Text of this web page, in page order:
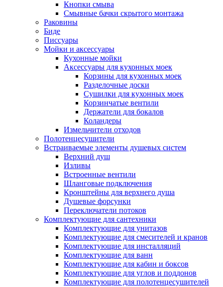
Кнопки смыва
Смывные бачки скрытого монтажа
Раковины
Биде
Писсуары
Мойки и аксессуары
Кухонные мойки
Аксессуары для кухонных моек
Корзины для кухонных моек
Разделочные доски
Сушилки для кухонных моек
Корзинчатые вентили
Держатели для бокалов
Коландеры
Измельчители отходов
Полотенцесушители
Встраиваемые элементы душевых систем
Верхний душ
Изливы
Встроенные вентили
Шланговые подключения
Кронштейны для верхнего душа
Душевые форсунки
Переключатели потоков
Комплектующие для сантехники
Комплектующие для унитазов
Комплектующие для смесителей и кранов
Комплектующие для инсталляций
Комплектующие для ванн
Комплектующие для кабин и боксов
Комплектующие для углов и поддонов
Комплектующие для полотенцесушителей